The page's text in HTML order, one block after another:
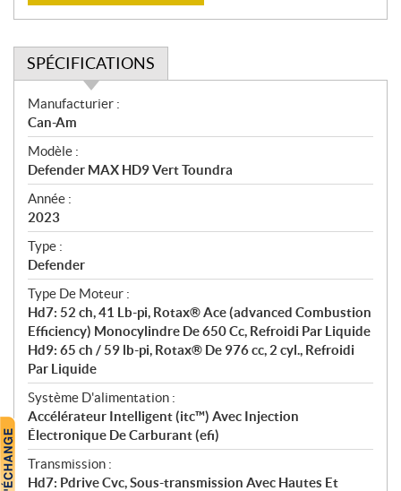
SPÉCIFICATIONS
S
p
é
c
i
f
i
c
a
t
i
o
n
s
Manufacturier :
Can-Am
Modèle :
Defender MAX HD9 Vert Toundra
Année :
2023
Type :
Defender
Type De Moteur :
Hd7: 52 ch, 41 Lb-pi, Rotax® Ace (advanced Combustion
Efficiency) Monocylindre De 650 Cc, Refroidi Par Liquide
Hd9: 65 ch / 59 lb-pi, Rotax® De 976 cc, 2 cyl., Refroidi
Par Liquide
Système D'alimentation :
Accélérateur Intelligent (itc™) Avec Injection
Électronique De Carburant (efi)
Transmission :
Hd7: Pdrive Cvc, Sous-transmission Avec Hautes Et